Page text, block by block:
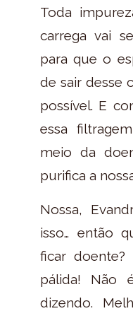
Toda
carrega vai
para que o
de sair desse
possível. E
essa
meio da
purifica a
Nossa,
isso… então
ficar doente?
pálida! Não
dizendo.